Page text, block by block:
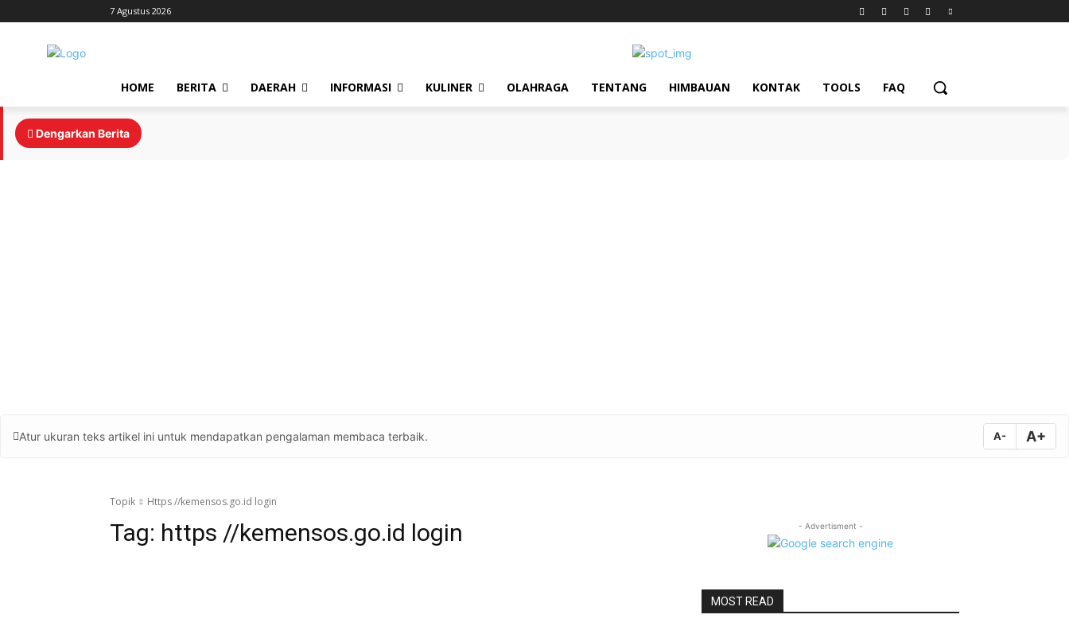
7 Agustus 2026
HOME BERITA DAERAH INFORMASI KULINER OLAHRAGA TENTANG HIMBAUAN KONTAK TOOLS FAQ
Dengarkan Berita
Atur ukuran teks artikel ini untuk mendapatkan pengalaman membaca terbaik. A- A+
Topik Https //kemensos.go.id login
Tag: https //kemensos.go.id login - Advertisment -
MOST READ